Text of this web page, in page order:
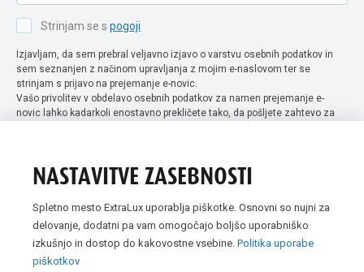
Strinjam se s pogoji
Izjavljam, da sem prebral veljavno izjavo o varstvu osebnih podatkov in
sem seznanjen z načinom upravljanja z mojim e-naslovom ter se
strinjam s prijavo na prejemanje e-novic.
Vašo privolitev v obdelavo osebnih podatkov za namen prejemanje e-
novic lahko kadarkoli enostavno prekličete tako, da pošljete zahtevo za
NASTAVITVE ZASEBNOSTI
Spletno mesto ExtraLux uporablja piškotke. Osnovni so nujni za
delovanje, dodatni pa vam omogočajo boljšo uporabniško
izkušnjo in dostop do kakovostne vsebine. Politika uporabe
piškotkov